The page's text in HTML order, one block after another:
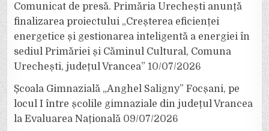
Comunicat de presă. Primăria Urechești anunță
finalizarea proiectului „Creșterea eficienței
energetice și gestionarea inteligentă a energiei în
sediul Primăriei și Căminul Cultural, Comuna
Urechești, județul Vrancea” 10/07/2026
Școala Gimnazială „Anghel Saligny” Focșani, pe
locul I între școlile gimnaziale din județul Vrancea
la Evaluarea Națională 09/07/2026